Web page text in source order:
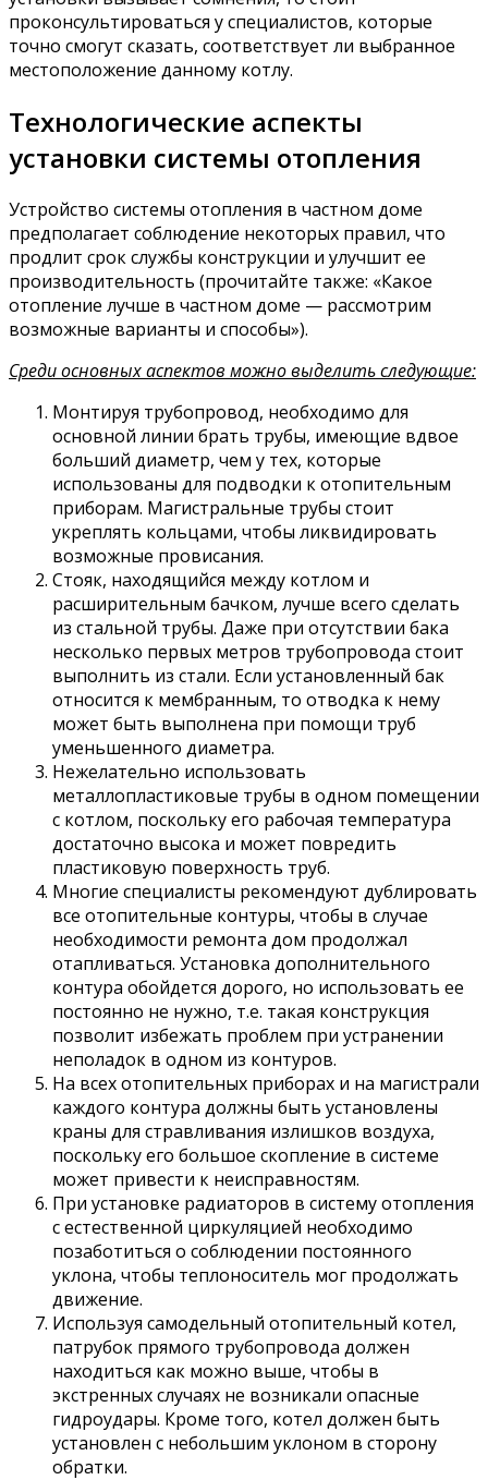
проконсультироваться у специалистов, которые
точно смогут сказать, соответствует ли выбранное
местоположение данному котлу.
Технологические аспекты
установки системы отопления
Устройство системы отопления в частном доме
предполагает соблюдение некоторых правил, что
продлит срок службы конструкции и улучшит ее
производительность (прочитайте также: «Какое
отопление лучше в частном доме — рассмотрим
возможные варианты и способы»).
Среди основных аспектов можно выделить следующие:
Монтируя трубопровод, необходимо для
основной линии брать трубы, имеющие вдвое
больший диаметр, чем у тех, которые
использованы для подводки к отопительным
приборам. Магистральные трубы стоит
укреплять кольцами, чтобы ликвидировать
возможные провисания.
Стояк, находящийся между котлом и
расширительным бачком, лучше всего сделать
из стальной трубы. Даже при отсутствии бака
несколько первых метров трубопровода стоит
выполнить из стали. Если установленный бак
относится к мембранным, то отводка к нему
может быть выполнена при помощи труб
уменьшенного диаметра.
Нежелательно использовать
металлопластиковые трубы в одном помещении
с котлом, поскольку его рабочая температура
достаточно высока и может повредить
пластиковую поверхность труб.
Многие специалисты рекомендуют дублировать
все отопительные контуры, чтобы в случае
необходимости ремонта дом продолжал
отапливаться. Установка дополнительного
контура обойдется дорого, но использовать ее
постоянно не нужно, т.е. такая конструкция
позволит избежать проблем при устранении
неполадок в одном из контуров.
На всех отопительных приборах и на магистрали
каждого контура должны быть установлены
краны для стравливания излишков воздуха,
поскольку его большое скопление в системе
может привести к неисправностям.
При установке радиаторов в систему отопления
с естественной циркуляцией необходимо
позаботиться о соблюдении постоянного
уклона, чтобы теплоноситель мог продолжать
движение.
Используя самодельный отопительный котел,
патрубок прямого трубопровода должен
находиться как можно выше, чтобы в
экстренных случаях не возникали опасные
гидроудары. Кроме того, котел должен быть
установлен с небольшим уклоном в сторону
обратки.